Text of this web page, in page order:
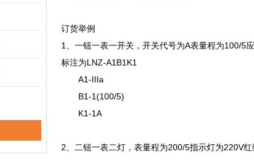
订货举例
1、一钮一表一开关，开关代号为A
标注为LNZ-A1B1K1
A1-IIIa
B1-1(100/5)
K1-1A
2、二钮一表二灯，表量程为200/5指示